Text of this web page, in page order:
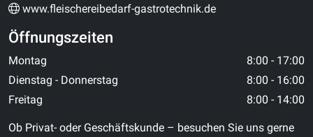
www.fleischereibedarf-gastrotechnik.de
Öffnungszeiten
Montag
8:00 - 17:00
Dienstag - Donnerstag
8:00 - 16:00
Freitag
8:00 - 14:00
Ob Privat- oder Geschäftskunde – besuchen Sie uns gerne